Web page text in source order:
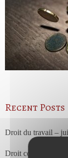
Recent Posts
Droit du travail –
Droit commercial et